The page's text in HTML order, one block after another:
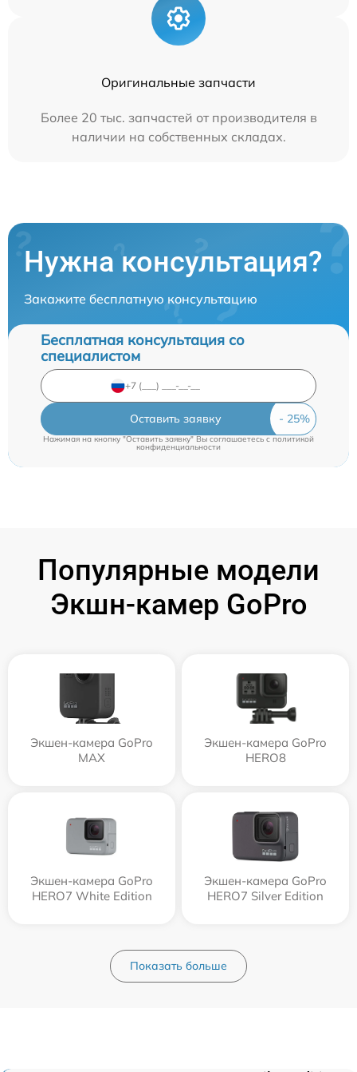
Оригинальные запчасти
Более 20 тыс. запчастей от производителя в
наличии на собственных складах.
Нужна консультация?
Закажите бесплатную консультацию
Бесплатная консультация со
специалистом
Оставить заявку
Нажимая на кнопку "Оставить заявку" Вы соглашаетесь cполитикой
конфиденциальности
Популярные модели
Экшн-камер GoPro
Экшен-камера GoPro
MAX
Экшен-камера GoPro
HERO8
Экшен-камера GoPro
HERO7 White Edition
Экшен-камера GoPro
HERO7 Silver Edition
Показать больше